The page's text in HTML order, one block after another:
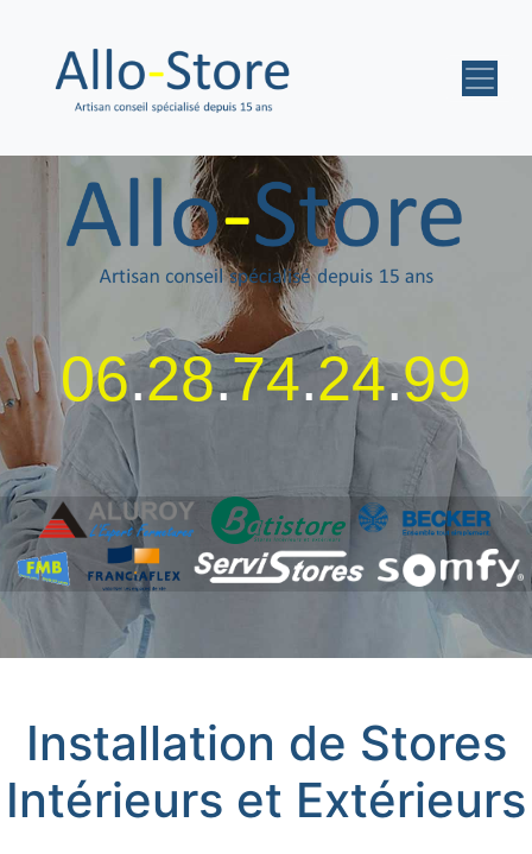
06.28.74.24.99
Installation de Stores
Intérieurs et Extérieurs